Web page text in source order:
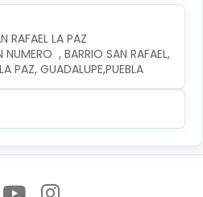
RAFAEL LA PAZ
NUMERO  , BARRIO SAN RAFAEL,
PAZ, GUADALUPE,PUEBLA